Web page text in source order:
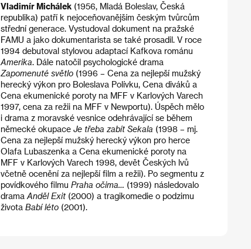
Vladimír Michálek(1956, Mladá Boleslav, Česká
republika) patří k nejoceňovanějším českým tvůrcům
střední generace. Vystudoval dokument na pražské
FAMU a jako dokumentarista se také prosadil. V roce
1994 debutoval stylovou adaptací Kafkova románu
Amerika. Dále natočil psychologické drama
Zapomenuté světlo(1996 – Cena za nejlepší mužský
herecký výkon pro Boleslava Polívku, Cena diváků a
Cena ekumenické poroty na MFF v Karlových Varech
1997, cena za režii na MFF v Newportu). Úspěch mělo
i drama z moravské vesnice odehrávající se během
německé okupace Je třeba zabít Sekala (1998 – mj.
Cena za nejlepší mužský herecký výkon pro herce
Olafa Lubaszenka a Cena ekumenické poroty na
MFF v Karlových Varech 1998, devět Českých lvů
včetně ocenění za nejlepší film a režii). Po segmentu z
povídkového filmu Praha očima… (1999) následovalo
drama Anděl Exit(2000) a tragikomedie o podzimu
života Babí léto(2001).